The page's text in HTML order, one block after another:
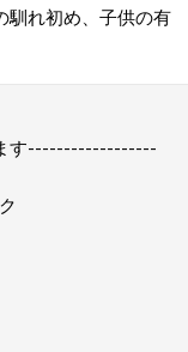
馴れ初め、子供の有
す------------------